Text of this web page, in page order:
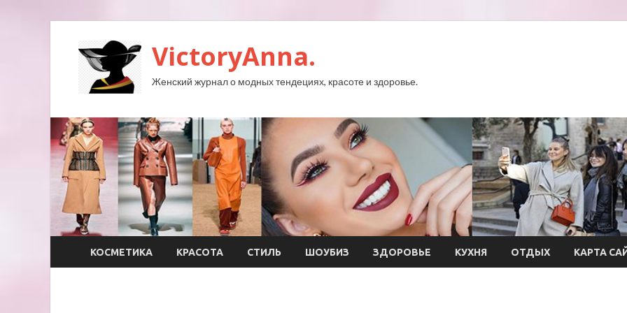
VictoryAnna.
Женский журнал о модных тендециях, красоте и здоровье.
КОСМЕТИКА КРАСОТА СТИЛЬ ШОУБИЗ ЗДОРОВЬЕ КУХНЯ ОТДЫХ КАРТА